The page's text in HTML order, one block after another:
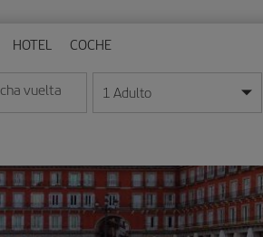
HOTEL COCHE
día/mes/año
vuelta
la fecha en formato día/mes/año
1 Adulto